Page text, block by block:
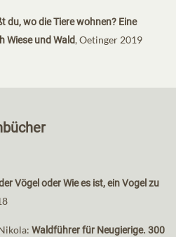
du, wo die Tiere wohnen? Eine
Wiese und Wald, Oetinger 2019
Vögel oder Wie es ist, ein Vogel zu
Waldführer für Neugierige. 300